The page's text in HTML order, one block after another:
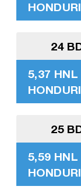
24
5,37 HNL
25
5,59 HNL